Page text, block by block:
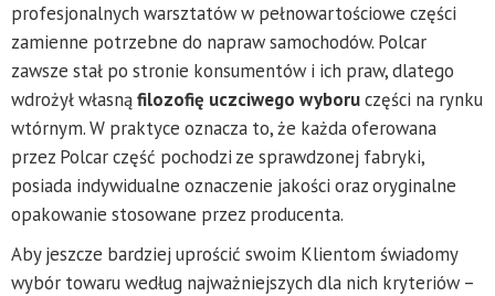
profesjonalnych warsztatów w pełnowartościowe części
zamienne potrzebne do napraw samochodów. Polcar
zawsze stał po stronie konsumentów i ich praw, dlatego
wdrożył własnąfilozofię uczciwego wyboruczęści na rynku
wtórnym. W praktyce oznacza to, że każda oferowana
przez Polcar część pochodzi ze sprawdzonej fabryki,
posiada indywidualne oznaczenie jakości oraz oryginalne
opakowanie stosowane przez producenta.
Aby jeszcze bardziej uprościć swoim Klientom świadomy
wybór towaru według najważniejszych dla nich kryteriów –